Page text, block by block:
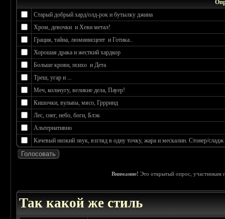
Старый добрый хард/олд-рок и бутылку джина
Хром, девочки и Хеви метал!
Грация, тайна, люминисцент и Готика..
Хорошая драка и жесткий хардкор
Больше крови, психо и Дета
Треш, угар и ...
Меч, кольчугу, великие дела, Пауер!
Кишочки, вульвы, мясо, Гррринд
Лес, снег, небо, боги, Блэк
Альтернативно
Качевый низкий звук, взгляд в одну точку, жара и мескалин. Стонер/
Внимание! Это открытый опрос, участникам
Так какой же стиль